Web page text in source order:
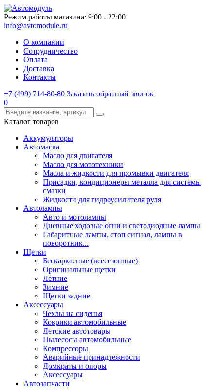
Режим работы магазина: 9:00 - 22:00
info@avtomodule.ru
О компании
Сотрудничество
Оплата
Доставка
Контакты
+7 (499) 714-80-80 Заказать обратный звонок
0
Каталог товаров
Аккумуляторы
Автомасла
Масло для двигателя
Масло для мототехники
Масла и жидкости для промывки двигателя
Присадки, кондиционеры металла для системы
смазки
Жидкости для гидроусилителя руля
Автолампы
Авто и мотолампы
Дневные ходовые огни и светодиодные лампы
Габаритные лампы, стоп сигнал, лампы в
поворотник...
Щетки
Бескаркасные (всесезонные)
Оригинальные щетки
Летние
Зимние
Щетки задние
Аксессуары
Чехлы на сиденья
Коврики автомобильные
Детские автотовары
Пылесосы автомобильные
Компрессоры
Аварийные принадлежности
Домкраты и опоры
Аксессуары
Автозапчасти